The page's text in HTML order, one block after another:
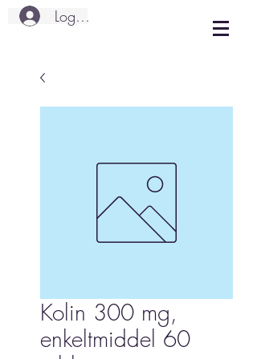
Logg inn
Kolin 300 mg,
enkeltmiddel 60